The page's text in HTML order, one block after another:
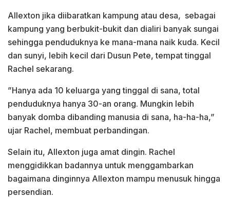
Allexton jika diibaratkan kampung atau desa, sebagai
kampung yang berbukit-bukit dan dialiri banyak sungai
sehingga penduduknya ke mana-mana naik kuda. Kecil
dan sunyi, lebih kecil dari Dusun Pete, tempat tinggal
Rachel sekarang.
”Hanya ada 10 keluarga yang tinggal di sana, total
penduduknya hanya 30-an orang. Mungkin lebih
banyak domba dibanding manusia di sana, ha-ha-ha,”
ujar Rachel, membuat perbandingan.
Selain itu, Allexton juga amat dingin. Rachel
menggidikkan badannya untuk menggambarkan
bagaimana dinginnya Allexton mampu menusuk hingga
persendian.